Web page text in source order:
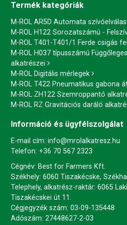
Termék kategóriák
M-ROL AR5D Automata
M-ROL H122 Sorozatszámú -
M-ROL T401-T401/1 Ferde csigás
M-ROL H037 típusszámú
alkatrészei
M-ROL Digitális mérlegek
M-ROL T422 Pneumatikus gabona
M-ROL ZH122 Szemroppantó
M-ROL RZ Gravitációs daráló
Információ és ügyfélszolgálat
E-mail cím: info@mrolalkatresz.hu
Telefon: +36 70 567 2323
Cégnév: Best for Farmers Kft.
Székhely: 6060 Tiszakécske,
Telephely, alkatrész-raktár: 6065
Tiszakécskei út 11.
Cégjegyzék szám: 03-09-135448
Adószám: 27448627-2-03